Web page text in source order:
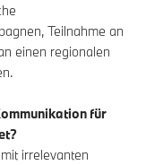
Teilnahme an
einen regionalen
für
irrelevanten